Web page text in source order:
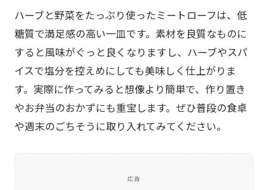
ハーブと野菜をたっぷり使ったミートローフは、低
糖質で満足感の高い一皿です。素材を良質なものに
すると風味がぐっと良くなりますし、ハーブやスパ
イスで塩分を控えめにしても美味しく仕上がりま
す。実際に作ってみると想像より簡単で、作り置き
やお弁当のおかずにも重宝します。ぜひ普段の食卓
や週末のごちそうに取り入れてみてください。
広告